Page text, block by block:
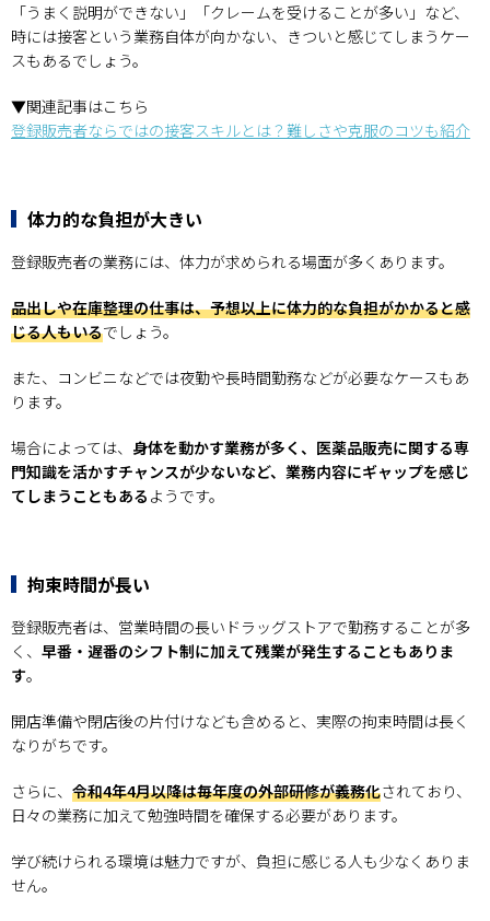
「うまく説明ができない」「クレームを受けることが多い」など、
時には接客という業務自体が向かない、きついと感じてしまうケー
スもあるでしょう。
▼関連記事はこちら
登録販売者ならではの接客スキルとは？難しさや克服のコツも紹介
体力的な負担が大きい
登録販売者の業務には、体力が求められる場面が多くあります。
品出しや在庫整理の仕事は、予想以上に体力的な負担がかかると感
じる人もいるでしょう。
また、コンビニなどでは夜勤や長時間勤務などが必要なケースもあ
ります。
場合によっては、 身体を動かす業務が多く、医薬品販売に関する専
門知識を活かすチャンスが少ないなど、業務内容にギャップを感じ
てしまうこともある ようです。
拘束時間が長い
登録販売者は、営業時間の長いドラッグストアで勤務することが多
く、 早番・遅番のシフト制に加えて残業が発生することもありま
す。
開店準備や閉店後の片付けなども含めると、実際の拘束時間は長く
なりがちです。
さらに、 令和4年4月以降は毎年度の外部研修が義務化されており、
日々の業務に加えて勉強時間を確保する必要があります。
学び続けられる環境は魅力ですが、負担に感じる人も少なくありま
せん。